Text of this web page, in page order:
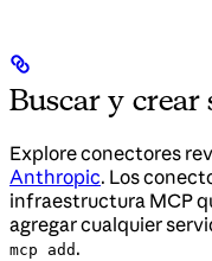
Buscar y crear
Explore conectores
Anthropic. Los
infraestructura MCP
agregar cualquier
mcp add .